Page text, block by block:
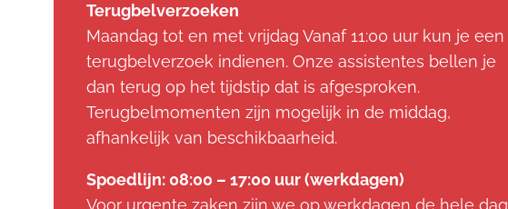
Terugbelverzoeken
Maandag tot en met vrijdag Vanaf 11:00 uur kun je een
terugbelverzoek indienen. Onze assistentes bellen je
dan terug op het tijdstip dat is afgesproken.
Terugbelmomenten zijn mogelijk in de middag,
afhankelijk van beschikbaarheid.
Spoedlijn: 08:00 – 17:00 uur (werkdagen)
Voor urgente zaken zijn we op werkdagen de hele dag